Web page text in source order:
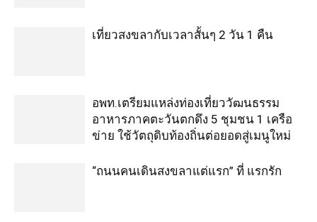
เที่ยวสงขลากับเวลาสั้นๆ 2 วัน 1 คืน
อพท.เตรียมแหล่งท่องเที่ยววัฒนธรรม
อาหารภาคตะวันตกดึง 5 ชุมชน 1 เครือ
ข่าย ใช้วัตถุดิบท้องถิ่นต่อยอดสู่เมนูใหม่
“ถนนคนเดินสงขลาแต่แรก” ที่ แรกรัก